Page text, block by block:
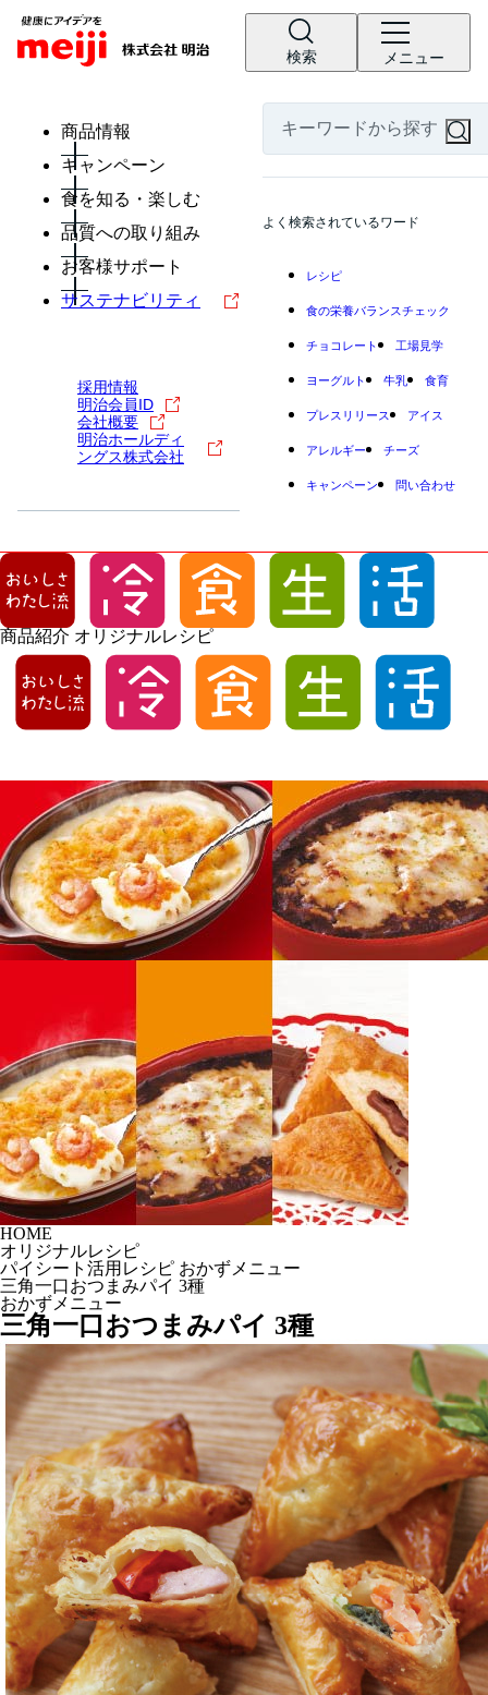
検索 メニュー
商品情報
キャンペーン
食を知る・楽しむ
品質への取り組み
お客様サポート
サステナビリティ
採用情報
明治会員ID
会社概要
明治ホールディ
ングス株式会社
よく検索されているワード
レシピ
食の栄養バランスチェック
チョコレート 工場見学
ヨーグルト 牛乳 食育
プレスリリース アイス
アレルギー チーズ
キャンペーン 問い合わせ
商品紹介 オリジナルレシピ
HOME
オリジナルレシピ
パイシート活用レシピ おかずメニュー
三角一口おつまみパイ 3種
おかずメニュー
三角一口おつまみパイ 3種